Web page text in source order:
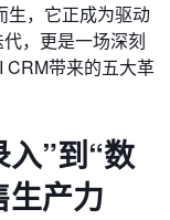
生，它正成为驱动
，更是一场深刻
CRM带来的五大革
”到“数
生产力